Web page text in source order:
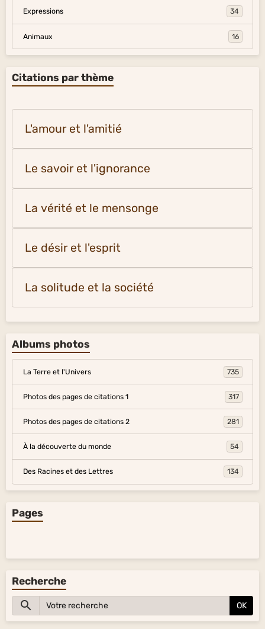
Expressions 34
Animaux 16
Citations par thème
L'amour et l'amitié
Le savoir et l'ignorance
La vérité et le mensonge
Le désir et l'esprit
La solitude et la société
Albums photos
La Terre et l'Univers 735
Photos des pages de citations 1 317
Photos des pages de citations 2 281
À la découverte du monde 54
Des Racines et des Lettres 134
Pages
Recherche
OK